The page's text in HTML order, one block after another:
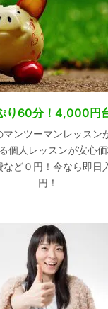
り60分！4,000円
マンツーマンレッスン
個人レッスンが安心
ど０円！今なら即日
円！